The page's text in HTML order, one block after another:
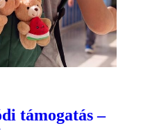
támogatás –